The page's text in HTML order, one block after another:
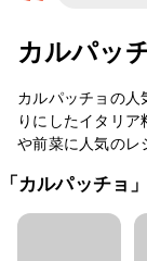
カルパッ
カルパッチョの人
りにしたイタリ
や前菜に人気のレ
「カルパッチョ